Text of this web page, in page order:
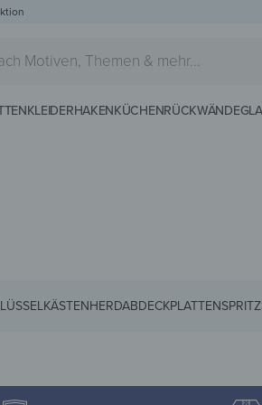
KLEIDERHAKENKÜCHENRÜCKWÄNDE
HERDABDECKPLATTEN